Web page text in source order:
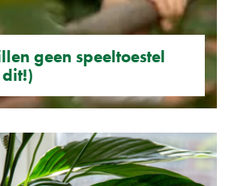
geen speeltoestel